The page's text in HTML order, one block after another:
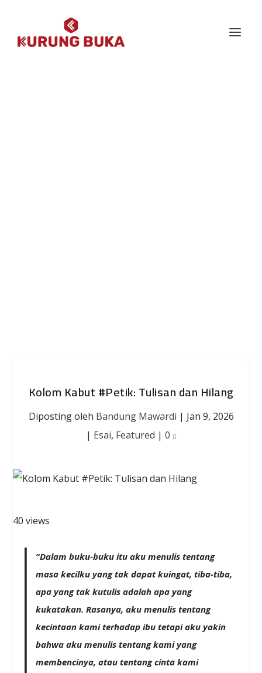
Kolom Kabut #Petik: Tulisan dan Hilang
Diposting oleh Bandung Mawardi | Jan 9, 2026
| Esai, Featured | 0
40 views
“Dalam buku-buku itu aku menulis tentang
masa kecilku yang tak dapat kuingat, tiba-tiba,
apa yang tak kutulis adalah apa yang
kukatakan. Rasanya, aku menulis tentang
kecintaan kami terhadap ibu tetapi aku yakin
bahwa aku menulis tentang kami yang
membencinya, atau tentang cinta kami